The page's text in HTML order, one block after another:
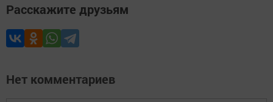
Расскажите друзьям
Нет комментариев